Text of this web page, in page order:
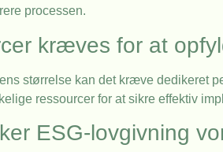
processen.
kræves for at
størrelse kan det kræve dedikeret
ressourcer for at sikre effektiv
ESG-lovgivning